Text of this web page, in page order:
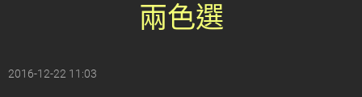
兩色選
2016-12-22 11:03